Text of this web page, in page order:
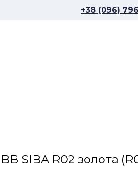
+38 (096)
SIBA R02 золота